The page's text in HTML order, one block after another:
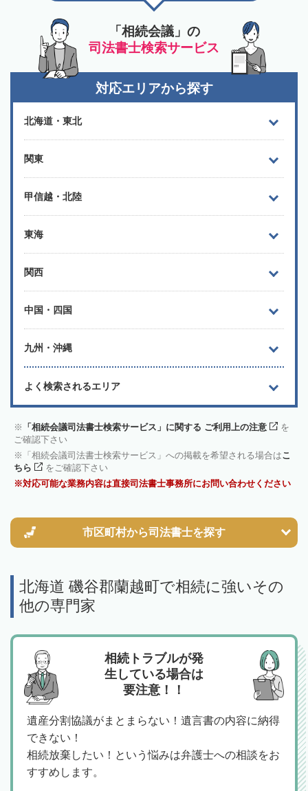
「相続会議」の
司法書士検索サービス
対応エリアから探す
北海道・東北
関東
甲信越・北陸
東海
関西
中国・四国
九州・沖縄
よく検索されるエリア
「相続会議司法書士検索サービス」に関する ご利用上の注意
を
ご確認下さい
「相続会議司法書士検索サービス」への掲載を希望される場合はこ
ちら
をご確認下さい
対応可能な業務内容は直接司法書士事務所にお問い合わせください
市区町村から司法書士を探す
北海道 磯谷郡蘭越町で相続に強いその
他の専門家
相続トラブルが発
生している場合は
要注意！！
遺産分割協議がまとまらない！遺言書の内容に納得
できない！
相続放棄したい！という悩みは弁護士への相談をお
すすめします。